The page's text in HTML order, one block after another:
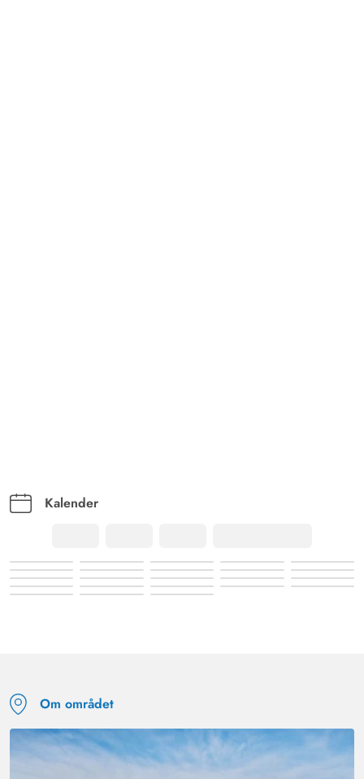
Kalender
Om området